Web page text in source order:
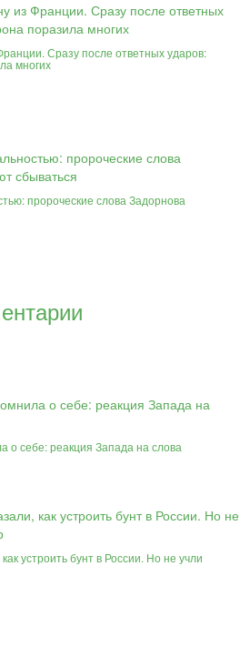
Сразу после ответных ударов:
многих
пророческие слова Задорнова
о себе: реакция Запада на слова
устроить бунт в России. Но не учли